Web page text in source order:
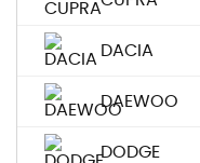
DACIA
DAEWOO
DODGE